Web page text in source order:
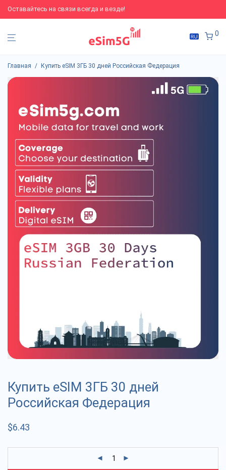
Оставайтесь на связи всегда и везде!
0
Главная / Купить eSIM 3ГБ 30 дней Российская Федерация
Купить eSIM 3ГБ 30 дней
Российская Федерация
$6.43